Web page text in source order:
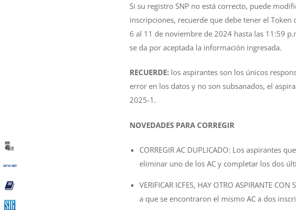
Si su registro SNP no está correcto, puede
inscripciones, recuerde que debe tener el
6 al 11 de noviembre de 2024 hasta las 11:59
se da por aceptada la información ingresada.
RECUERDE: los aspirantes son los únicos
error en los datos y no son subsanados, el
2025-1.
NOVEDADES PARA CORREGIR
CORREGIR AC DUPLICADO: Los aspirantes
eliminar uno de los AC y completar los dos
VERIFICAR ICFES, HAY OTRO ASPIRANTE
a que se encontraron el mismo AC a dos